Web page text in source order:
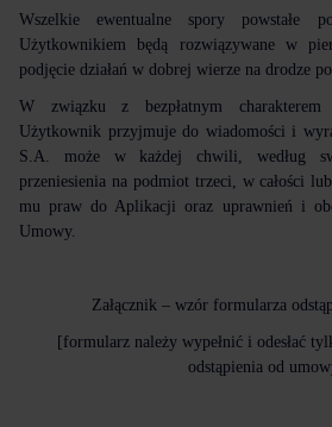
Wszelkie ewentualne spory powstałe
Użytkownikiem będą rozwiązywane w
podjęcie działań w dobrej wierze na drodze
W związku z bezpłatnym
Użytkownik przyjmuje do wiadomości i
S.A. może w każdej chwili, według
przeniesienia na podmiot trzeci, w całości
mu praw do Aplikacji oraz uprawnień i
Umowy.
Załącznik – wzór formularza
[formularz należy wypełnić i odesłać
odstąpienia od